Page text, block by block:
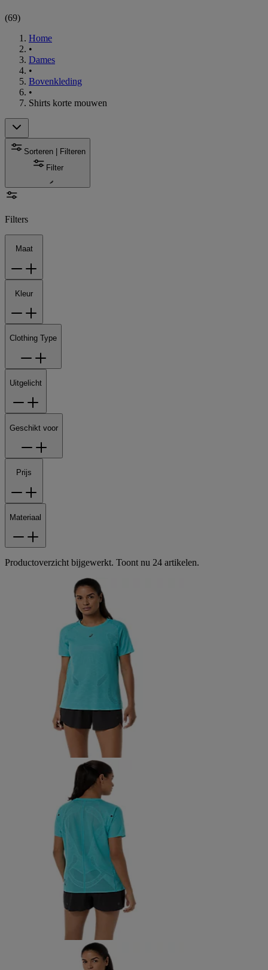
(69)
Home
•
Dames
•
Bovenkleding
•
Shirts korte mouwen
Sorteren | Filteren
Filter
Filters
Maat
Kleur
Clothing Type
Uitgelicht
Geschikt voor
Prijs
Materiaal
Productoverzicht bijgewerkt. Toont nu 24 artikelen.